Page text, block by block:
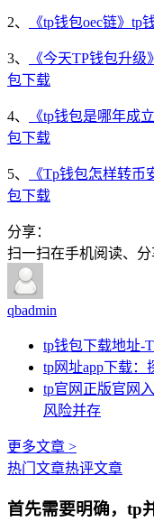
2、 《tp钱包oec链》
3、
《今天TP钱包升
包下载
4、
《tp钱包是哪年成
包下载
5、
《Tp钱包怎样转
包下载
分享：
扫一扫在手机阅读、
qbadmin
tp钱包下载地址-
tp网址app下载
tp官网正版官网
风险并存
更多文章 >
热门文章热评文章
首先需要明确，tp